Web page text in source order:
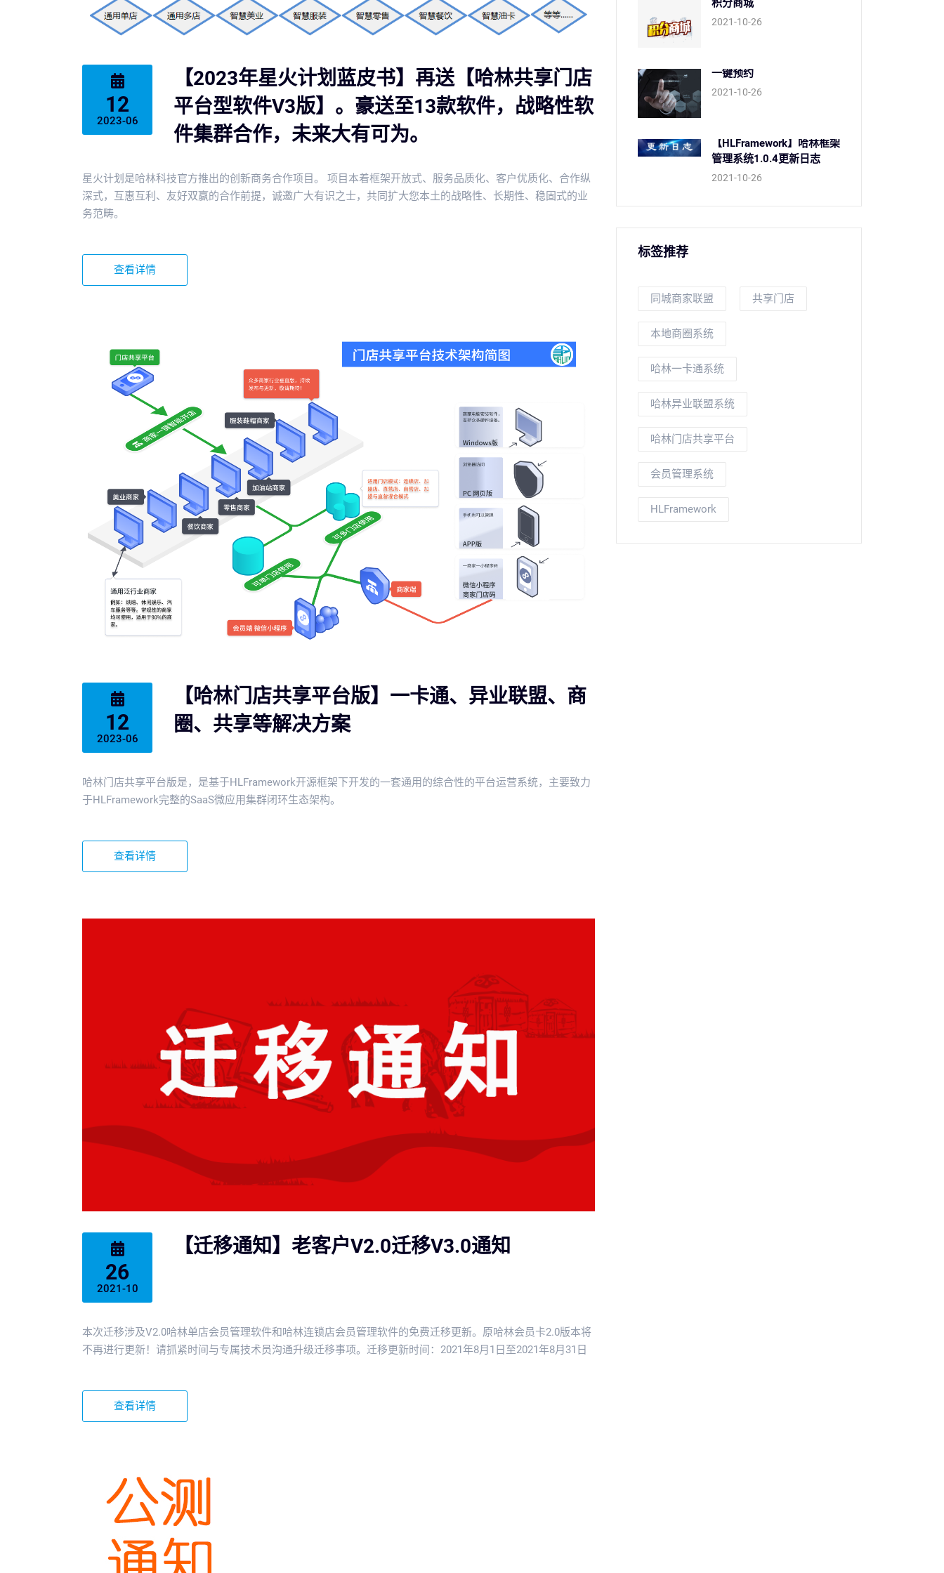
12
2023-06
【2023年星火计划蓝皮书】再送【哈林共享门店
平台型软件V3版】。豪送至13款软件，战略性软
件集群合作，未来大有可为。
星火计划是哈林科技官方推出的创新商务合作项目。 项目本着框架开放式、服务品质化、客户优质化、合作纵
深式，互惠互利、友好双赢的合作前提，诚邀广大有识之士，共同扩大您本土的战略性、长期性、稳固式的业
务范畴。
查看详情
12
2023-06
【哈林门店共享平台版】一卡通、异业联盟、商
圈、共享等解决方案
哈林门店共享平台版是，是基于HLFramework开源框架下开发的一套通用的综合性的平台运营系统，主要致力
于HLFramework完整的SaaS微应用集群闭环生态架构。
查看详情
26
2021-10
【迁移通知】老客户V2.0迁移V3.0通知
本次迁移涉及V2.0哈林单店会员管理软件和哈林连锁店会员管理软件的免费迁移更新。原哈林会员卡2.0版本将
不再进行更新！请抓紧时间与专属技术员沟通升级迁移事项。迁移更新时间：2021年8月1日至2021年8月31日
查看详情
积分商城
2021-10-26
一键预约
2021-10-26
【HLFramework】哈林框架
管理系统1.0.4更新日志
2021-10-26
标签推荐
同城商家联盟 共享门店
本地商圈系统
哈林一卡通系统
哈林异业联盟系统
哈林门店共享平台
会员管理系统
HLFramework